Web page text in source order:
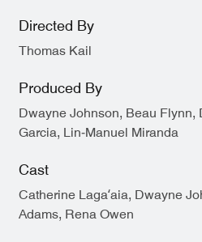
Directed By
Thomas Kail
Produced By
Dwayne Johnson, Beau Flynn,
Garcia, Lin-Manuel Miranda
Cast
Catherine Lagaʻaia, Dwayne
Adams, Rena Owen